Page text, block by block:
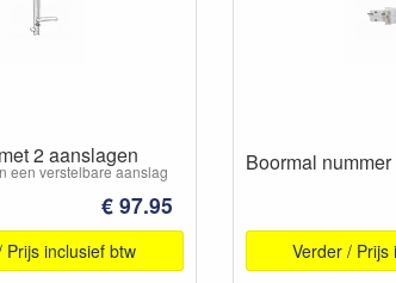
2 aanslagen
een verstelbare aanslag
€ 97.95
Prijs inclusief btw
Boormal nummer
Verder / Prijs